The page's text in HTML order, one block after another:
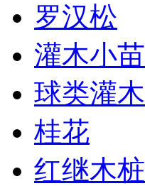
罗汉松
灌木小苗
球类灌木
桂花
红继木桩